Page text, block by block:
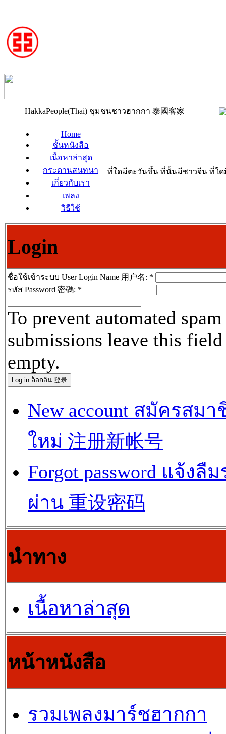
HakkaPeople(Thai) ชุมชนชาวฮากกา 泰國客家
Home
ชั้นหนังสือ
เนื้อหาล่าสุด
กระดานสนทนา
เกี่ยวกับเรา
เพลง
วิธีใช้
ที่ใดมีตะวันขึ้น ที่นั้นมีชาวจีน ที่ใดมี
Login
ชื่อใช้เข้าระบบ User Login Name 用户名: *
รหัส Password 密碼: *
To prevent automated spam
submissions leave this field
empty.
New account สมัครสมา
ใหม่ 注册新帐号
Forgot password แจ้งลื
ผ่าน 重设密码
นำทาง
เนื้อหาล่าสุด
หน้าหนังสือ
รวมเพลงมาร์ชฮากกา